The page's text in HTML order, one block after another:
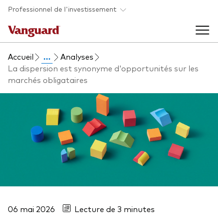
Skip to main content
Professionnel de l'investissement
Fonds et ETFs
Back to main menu
Tous les produits
Analyses et événements
Back to main menu
Liste des analyses
À propos de Vanguard
Back to main menu
Accueil ...
Analyses
La dispersion est synonyme d'opportunités sur les
marchés obligataires
06 mai 2026 Lecture de 3 minutes